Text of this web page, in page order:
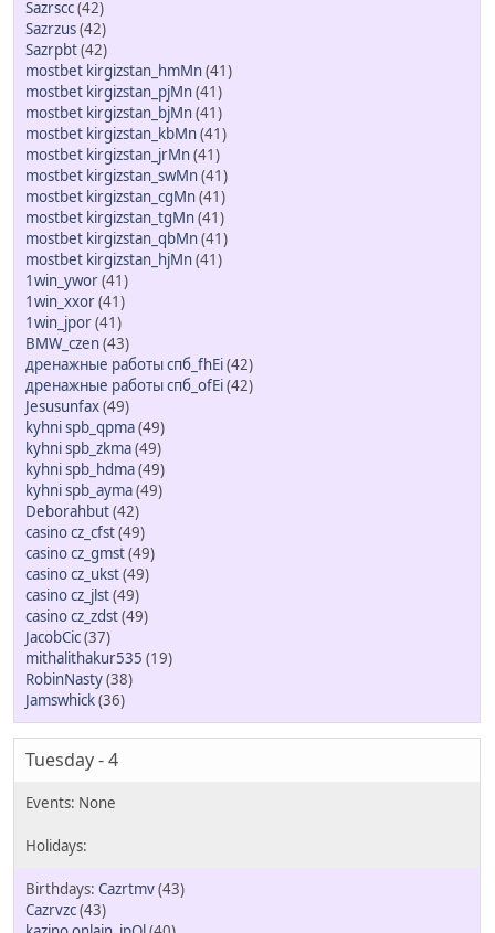
Sazrscc(42)
Sazrzus(42)
Sazrpbt(42)
mostbet kirgizstan_hmMn(41)
mostbet kirgizstan_pjMn(41)
mostbet kirgizstan_bjMn(41)
mostbet kirgizstan_kbMn(41)
mostbet kirgizstan_jrMn(41)
mostbet kirgizstan_swMn(41)
mostbet kirgizstan_cgMn(41)
mostbet kirgizstan_tgMn(41)
mostbet kirgizstan_qbMn(41)
mostbet kirgizstan_hjMn(41)
1win_ywor(41)
1win_xxor(41)
1win_jpor(41)
BMW_czen(43)
дренажные работы спб_fhEi(42)
дренажные работы спб_ofEi(42)
Jesusunfax(49)
kyhni spb_qpma(49)
kyhni spb_zkma(49)
kyhni spb_hdma(49)
kyhni spb_ayma(49)
Deborahbut(42)
casino cz_cfst(49)
casino cz_gmst(49)
casino cz_ukst(49)
casino cz_jlst(49)
casino cz_zdst(49)
JacobCic(37)
mithalithakur535 (19)
RobinNasty(38)
Jamswhick(36)
Tuesday - 4
Cazrtmv(43)
Cazrvzc(43)